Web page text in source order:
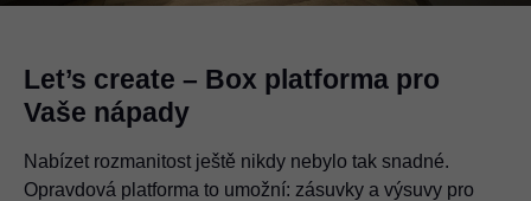
Let’s create – Box platforma pro
Vaše nápady
Nabízet rozmanitost ještě nikdy nebylo tak snadné.
Opravdová platforma to umožní: zásuvky a výsuvy pro